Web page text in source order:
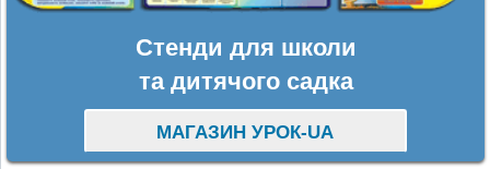
Стенди для школи
та дитячого садка
МАГАЗИН УРОК-UA